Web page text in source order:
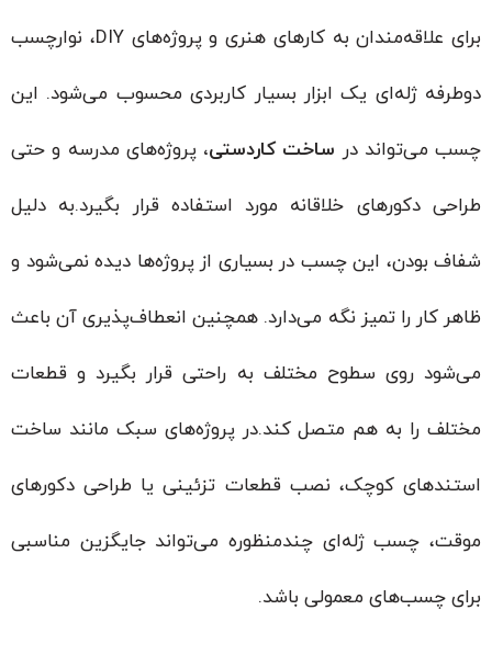
برای علاقه‌مندان به کارهای هنری و پروژه‌های DIY، نوارچسب
دوطرفه ژله‌ای یک ابزار بسیار کاربردی محسوب می‌شود. این
چسب می‌تواند درساخت کاردستی،پروژه‌های مدرسه و حتی
طراحی دکورهای خلاقانه مورد استفاده قرار بگیرد.به دلیل
شفاف بودن، این چسب در بسیاری از پروژه‌ها دیده نمی‌شود و
ظاهر کار را تمیز نگه می‌دارد. همچنین انعطاف‌پذیری آن باعث
می‌شود روی سطوح مختلف به راحتی قرار بگیرد و قطعات
مختلف را به هم متصل کند.در پروژه‌های سبک مانند ساخت
استندهای کوچک، نصب قطعات تزئینی یا طراحی دکورهای
موقت، چسب ژله‌ای چندمنظوره می‌تواند جایگزین مناسبی
برای چسب‌های معمولی باشد.